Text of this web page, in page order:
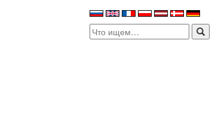
Search
for: